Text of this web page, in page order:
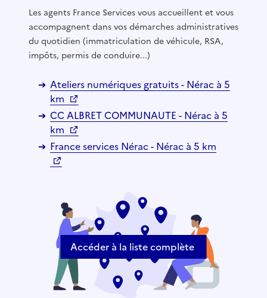
Les agents France Services vous accueillent et vous
accompagnent dans vos démarches administratives
du quotidien (immatriculation de véhicule, RSA,
impôts, permis de conduire...)
Ateliers numériques gratuits - Nérac à 5
km
CC ALBRET COMMUNAUTE - Nérac à 5
km
France services Nérac - Nérac à 5 km
Accéder à la liste complète